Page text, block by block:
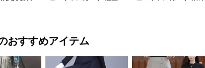
おすすめアイテム